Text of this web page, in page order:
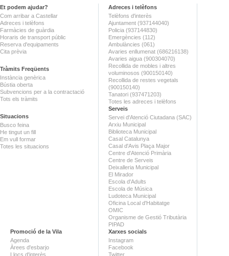
Et podem ajudar?
Com arribar a Castellar
Adreces i telèfons
Farmàcies de guàrdia
Horaris de transport públic
Reserva d'equipaments
Cita prèvia
Tràmits Freqüents
Instància genèrica
Bústia oberta
Subvencions per a la contractació
Tots els tràmits
Situacions
Busco feina
He tingut un fill
Em vull formar
Totes les situacions
Adreces i telèfons
Telèfons d'interès
Ajuntament (937144040)
Policia (937144830)
Emergències (112)
Ambulàncies (061)
Avaries enllumenat (686216138)
Avaries aigua (900304070)
Recollida de mobles i altres
voluminosos (900150140)
Recollida de restes vegetals
(900150140)
Tanatori (937471203)
Totes les adreces i telèfons
Serveis
Servei d'Atenció Ciutadana (SAC)
Arxiu Municipal
Biblioteca Municipal
Casal Catalunya
Casal d'Avis Plaça Major
Centre d'Atenció Primària
Centre de Serveis
Deixalleria Municipal
El Mirador
Escola d'Adults
Escola de Música
Ludoteca Municipal
Oficina Local d'Habitatge
OMIC
Organisme de Gestió Tributària
PIPAD
Promoció de la Vila
Agenda
Àrees d'esbarjo
Llocs d'interès
Xarxes socials
Instagram
Facebook
Twitter